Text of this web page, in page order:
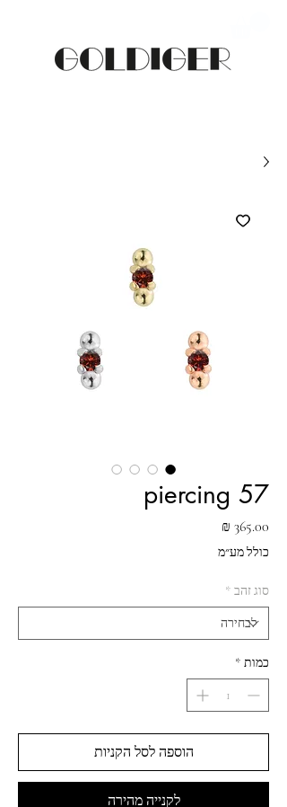
piercing 57
כולל מע״מ
סוג זהב *
כמות *
הוספה לסל הקניות
לקנייה מהירה